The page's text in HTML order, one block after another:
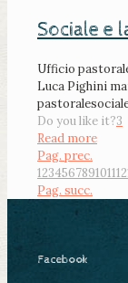
Sociale e
Ufficio
Luca Pighini
Do you like it?3
Read more
Pag. prec.
123456789101112
Pag. succ.
Facebook